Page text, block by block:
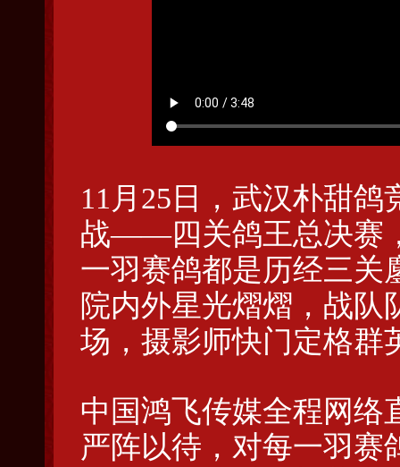
11月25日，武汉朴甜
战——四关鸽王总决赛
一羽赛鸽都是历经三关
院内外星光熠熠，战队
场，摄影师快门定格群
中国鸿飞传媒全程网络
严阵以待，对每一羽赛